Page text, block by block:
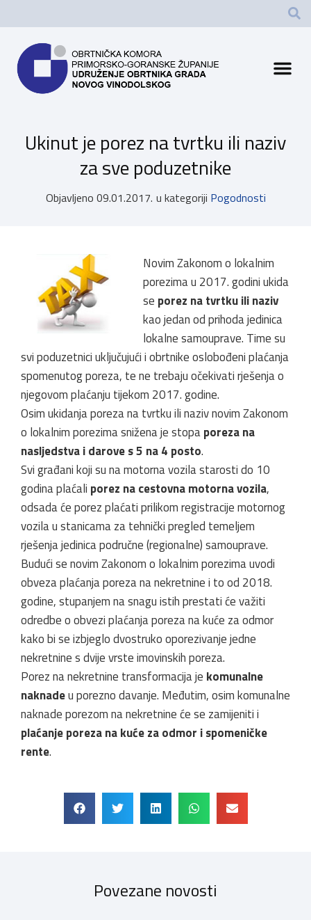
Ukinut je porez na tvrtku ili naziv
za sve poduzetnike
Objavljeno 09.01.2017. u kategoriji Pogodnosti
Novim Zakonom o lokalnim
porezima u 2017. godini ukida
se porez na tvrtku ili naziv
kao jedan od prihoda jedinica
lokalne samouprave. Time su
svi poduzetnici uključujući i obrtnike oslobođeni plaćanja
spomenutog poreza, te ne trebaju očekivati rješenja o
njegovom plaćanju tijekom 2017. godine.
Osim ukidanja poreza na tvrtku ili naziv novim Zakonom
o lokalnim porezima snižena je stopaporeza na
nasljedstva i darove s 5 na 4 posto.
Svi građani koji su na motorna vozila starosti do 10
godina plaćali porez na cestovna motorna vozila,
odsada će porez plaćati prilikom registracije motornog
vozila u stanicama za tehnički pregled temeljem
rješenja jedinica područne (regionalne) samouprave.
Budući se novim Zakonom o lokalnim porezima uvodi
obveza plaćanja poreza na nekretnine i to od 2018.
godine, stupanjem na snagu istih prestati će važiti
odredbe o obvezi plaćanja poreza na kuće za odmor
kako bi se izbjeglo dvostruko oporezivanje jedne
nekretnine s dvije vrste imovinskih poreza.
Porez na nekretnine transformacija je komunalne
naknadeu porezno davanje. Međutim, osim komunalne
naknade porezom na nekretnine će se zamijeniti i
plaćanje poreza na kuće za odmor i spomeničke
rente.
Povezane novosti